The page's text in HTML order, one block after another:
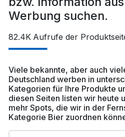
Werbung suchen.
82.4K Aufrufe der
Viele bekannte, aber auch
Deutschland werben in
Kategorien für Ihre Produkte
diesen Seiten listen wir heute
mehr Spots, die wir in der
Kategorie Bier zuordnen